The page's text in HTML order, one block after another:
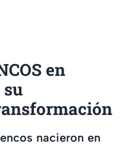
en
su
nacieron en